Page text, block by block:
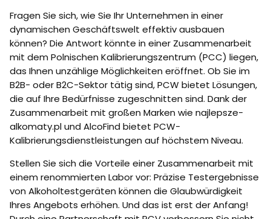
Fragen Sie sich, wie Sie Ihr Unternehmen in einer
dynamischen Geschäftswelt effektiv ausbauen
können? Die Antwort könnte in einer Zusammenarbeit
mit dem Polnischen Kalibrierungszentrum (PCC) liegen,
das Ihnen unzählige Möglichkeiten eröffnet. Ob Sie im
B2B- oder B2C-Sektor tätig sind, PCW bietet Lösungen,
die auf Ihre Bedürfnisse zugeschnitten sind. Dank der
Zusammenarbeit mit großen Marken wie najlepsze-
alkomaty.pl und AlcoFind bietet PCW-
Kalibrierungsdienstleistungen auf höchstem Niveau.
Stellen Sie sich die Vorteile einer Zusammenarbeit mit
einem renommierten Labor vor: Präzise Testergebnisse
von Alkoholtestgeräten können die Glaubwürdigkeit
Ihres Angebots erhöhen. Und das ist erst der Anfang!